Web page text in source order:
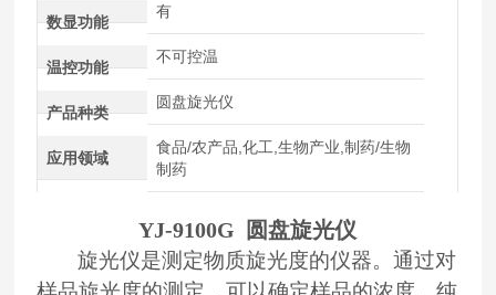
数显功能
有
温控功能
不可控温
产品种类
圆盘旋光仪
应用领域
食品/农产品,化工,生物产业,制药/生物
制药
YJ-9100G 圆盘旋光仪
旋光仪是测定物质旋光度的仪器。通过对